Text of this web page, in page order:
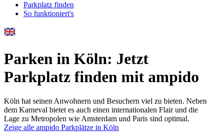
Parkplatz finden
So funktioniert's
Parken in Köln: Jetzt
Parkplatz finden mit ampido
Köln hat seinen Anwohnern und Besuchern viel zu bieten. Neben
dem Karneval bietet es auch einen internationalen Flair und die
Lage zu Metropolen wie Amsterdam und Paris sind optimal.
Zeige alle ampido Parkplätze in Köln